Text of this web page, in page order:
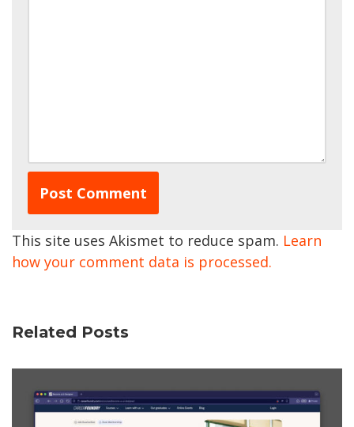
This site uses Akismet to reduce spam. Learn
how your comment data is processed.
Related Posts